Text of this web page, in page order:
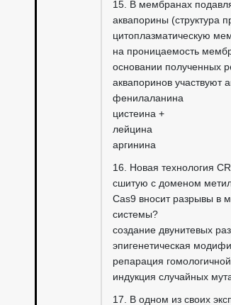
15. В мембранах
аквапорины (структура
цитоплазматическую
на проницаемость
основании полученных
аквапоринов участвуют
фенилаланина
цистеина +
лейцина
аргинина
16. Новая технология
сшитую с доменом
Cas9 вносит разрывы в
системы?
создание двунитевых
эпигенетическая
репарация
индукция случайных
17. В одном из своих